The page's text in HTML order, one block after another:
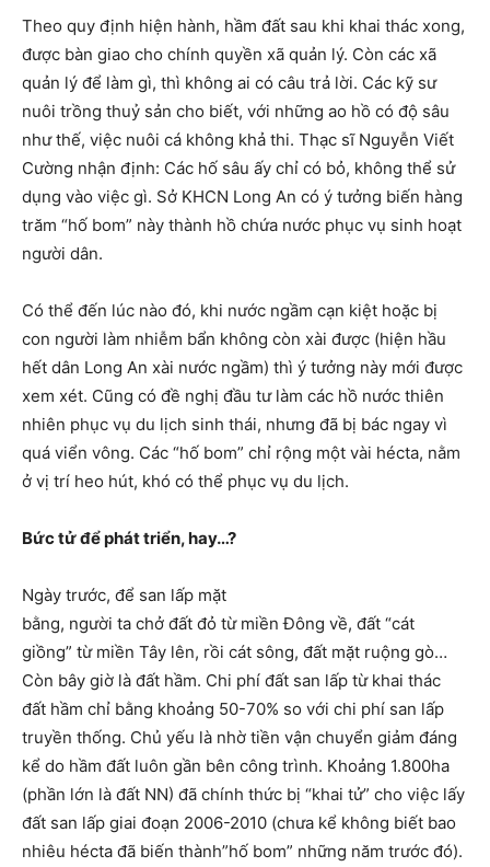
Theo quy định hiện hành, hầm đất sau khi khai thác xong,
được bàn giao cho chính quyền xã quản lý. Còn các xã
quản lý để làm gì, thì không ai có câu trả lời. Các kỹ sư
nuôi trồng thuỷ sản cho biết, với những ao hồ có độ sâu
như thế, việc nuôi cá không khả thi. Thạc sĩ Nguyễn Viết
Cường nhận định: Các hố sâu ấy chỉ có bỏ, không thể sử
dụng vào việc gì. Sở KHCN Long An có ý tưởng biến hàng
trăm “hố bom” này thành hồ chứa nước phục vụ sinh hoạt
người dân.
Có thể đến lúc nào đó, khi nước ngầm cạn kiệt hoặc bị
con người làm nhiễm bẩn không còn xài được (hiện hầu
hết dân Long An xài nước ngầm) thì ý tưởng này mới được
xem xét. Cũng có đề nghị đầu tư làm các hồ nước thiên
nhiên phục vụ du lịch sinh thái, nhưng đã bị bác ngay vì
quá viển vông. Các “hố bom” chỉ rộng một vài hécta, nằm
ở vị trí heo hút, khó có thể phục vụ du lịch.
Bức tử để phát triển, hay…?
Ngày trước, để san lấp mặt
bằng, người ta chở đất đỏ từ miền Đông về, đất “cát
giồng” từ miền Tây lên, rồi cát sông, đất mặt ruộng gò…
Còn bây giờ là đất hầm. Chi phí đất san lấp từ khai thác
đất hầm chỉ bằng khoảng 50-70% so với chi phí san lấp
truyền thống. Chủ yếu là nhờ tiền vận chuyển giảm đáng
kể do hầm đất luôn gần bên công trình. Khoảng 1.800ha
(phần lớn là đất NN) đã chính thức bị “khai tử” cho việc lấy
đất san lấp giai đoạn 2006-2010 (chưa kể không biết bao
nhiêu hécta đã biến thành”hố bom” những năm trước đó).